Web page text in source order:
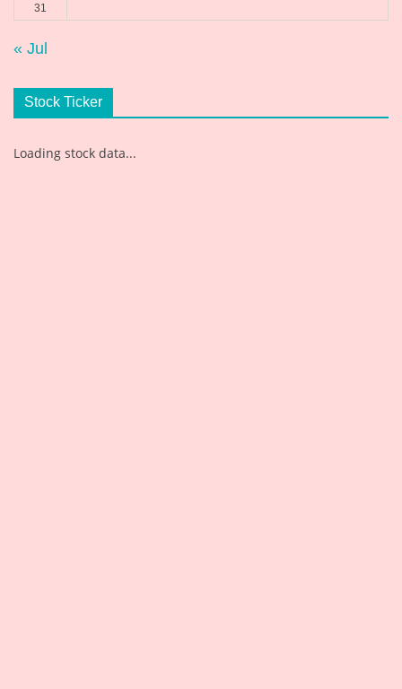
31
« Jul
Stock Ticker
Loading stock data...